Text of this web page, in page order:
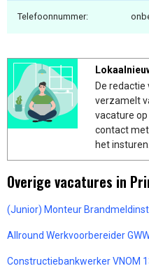
Telefoonnummer:
De redactie
verzamelt
vacature
contact
het insturen.
Overige vacatures in
(Junior) Monteur
Allround Werkvoorbereider
Constructiebankwerker VNOM